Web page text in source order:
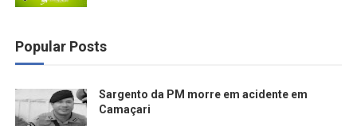
Popular Posts
Sargento da PM morre em acidente em
Camaçari